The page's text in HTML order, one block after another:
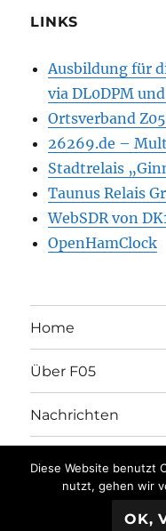
LINKS
Ausbildung für
via DL0DPM
Ortsverband
26269.de –
Stadtrelais
Taunus Relais
WebSDR von
OpenHamClock
Home
Über F05
Nachrichten
Diese Website benutzt
nutzt, gehen wir
OK,